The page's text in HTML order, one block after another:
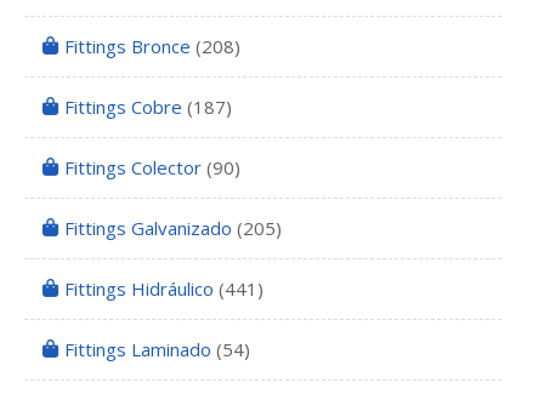
Fittings Bronce (208)
Fittings Cobre (187)
Fittings Colector (90)
Fittings Galvanizado (205)
Fittings Hidráulico (441)
Fittings Laminado (54)